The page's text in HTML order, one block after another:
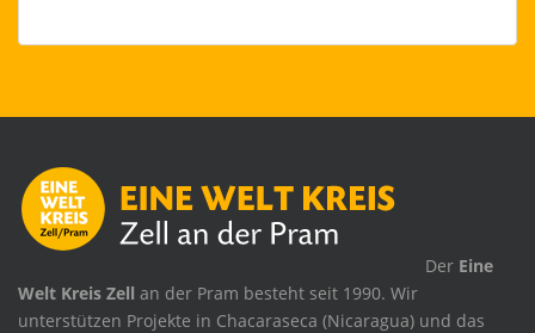
Der Eine
Welt Kreis Zell an der Pram besteht seit 1990. Wir
unterstützen Projekte in Chacaraseca (Nicaragua) und das